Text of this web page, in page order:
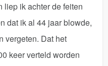
liep ik achter de feiten
dat ik al 44 jaar blowde,
vergeten. Dat het
keer verteld worden